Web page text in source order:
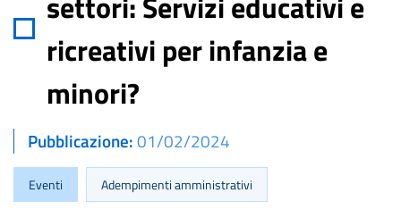
ricreativi per infanzia e
minori?
Pubblicazione 01/02/2024
Eventi Adempimenti amministrativi